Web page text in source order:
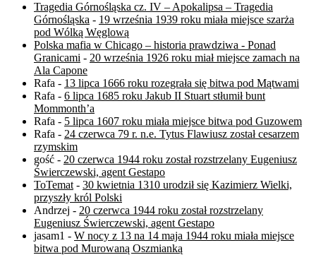
Tragedia Górnośląska cz. IV – Apokalipsa – Tragedia
Górnośląska - 19 września 1939 roku miała miejsce szarża
pod Wólką Węglową
Polska mafia w Chicago – historia prawdziwa - Ponad
Granicami - 20 września 1926 roku miał miejsce zamach na
Ala Capone
Rafa - 13 lipca 1666 roku rozegrała się bitwa pod Mątwami
Rafa - 6 lipca 1685 roku Jakub II Stuart stłumił bunt
Mommonth’a
Rafa - 5 lipca 1607 roku miała miejsce bitwa pod Guzowem
Rafa - 24 czerwca 79 r. n.e. Tytus Flawiusz został cesarzem
rzymskim
gość - 20 czerwca 1944 roku został rozstrzelany Eugeniusz
Świerczewski, agent Gestapo
ToTemat - 30 kwietnia 1310 urodził się Kazimierz Wielki,
przyszły król Polski
Andrzej - 20 czerwca 1944 roku został rozstrzelany
Eugeniusz Świerczewski, agent Gestapo
jasam1 - W nocy z 13 na 14 maja 1944 roku miała miejsce
bitwa pod Murowaną Oszmianką